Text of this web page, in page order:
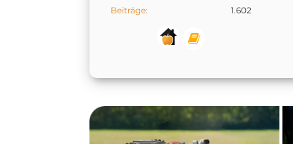
Beiträge
1.602